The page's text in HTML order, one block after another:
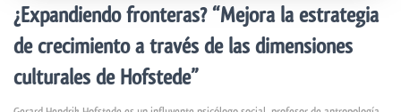
¿Expandiendo fronteras? “Mejora la estrategia
de crecimiento a través de las dimensiones
culturales de Hofstede”